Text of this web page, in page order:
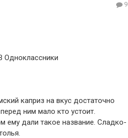
9
Одноклассники
каприз на вкус достаточно
ним мало кто устоит.
ему дали такое название. Сладко-